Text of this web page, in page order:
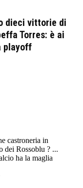
dieci vittorie di
Torres: è ai
playoff